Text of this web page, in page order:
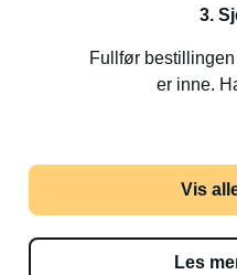
3.
Fullfør
er inne.
Vis
Les